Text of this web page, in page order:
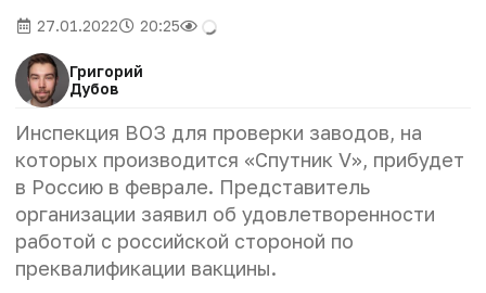
27.01.2022 20:25
Григорий
Дубов
Инспекция ВОЗ для проверки заводов, на
которых производится «Спутник V», прибудет
в Россию в феврале. Представитель
организации заявил об удовлетворенности
работой с российской стороной по
преквалификации вакцины.